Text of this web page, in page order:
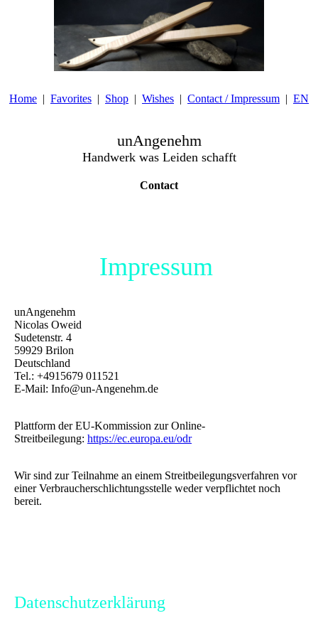
Home Favorites Shop Wishes Contact / Impressum EN
unAngenehm
Handwerk was Leiden schafft
Contact
Impressum
unAngenehm
Nicolas Oweid
Sudetenstr. 4
59929 Brilon
Deutschland
Tel.: +4915679 011521
E-Mail: Info@un-Angenehm.de
Plattform der EU-Kommission zur Online-
Streitbeilegung: https://ec.europa.eu/odr
Wir sind zur Teilnahme an einem Streitbeilegungsverfahren vor
einer Verbraucherschlichtungsstelle weder verpflichtet noch
bereit.
Datenschutzerklärung